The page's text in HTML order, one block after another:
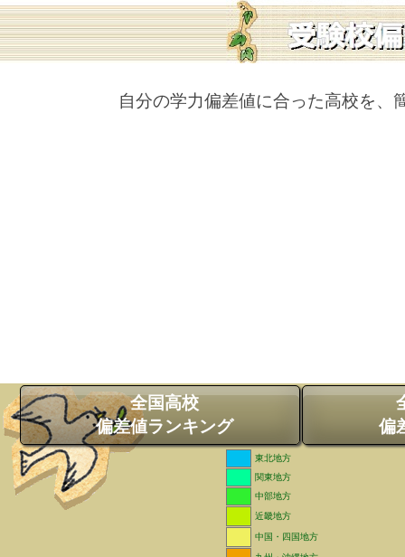
自分の学力偏差値に合った高校を、
全国高校
偏差値ランキング
偏
東北地方
関東地方
中部地方
近畿地方
中国・四国地方